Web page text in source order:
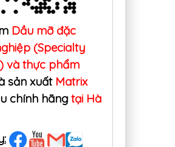
Dầu mỡ đặc
(Specialty
và thực phẩm
sản xuấtMatrix
chính hãng tại Hà